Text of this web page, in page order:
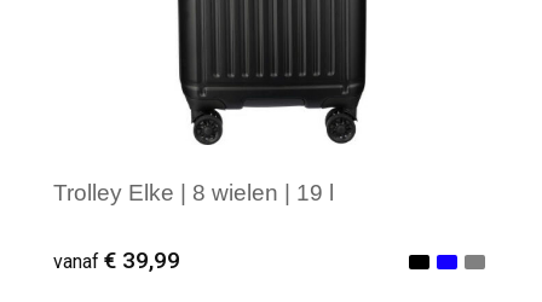
Trolley Elke | 8 wielen | 19 l
vanaf € 39,99